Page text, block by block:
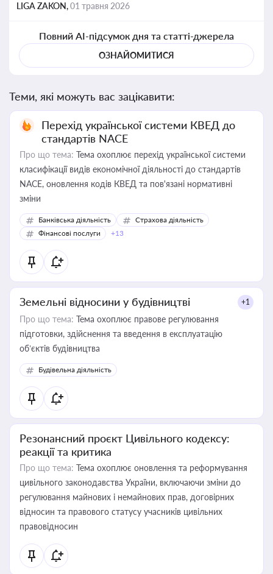
LIGA ZAKON,01 травня 2026
Повний AI-підсумок дня та статті-джерела
ОЗНАЙОМИТИСЯ
Теми, які можуть вас зацікавити:
Перехід української системи КВЕД до
стандартів NACE
Про що тема: Тема охоплює перехід української системи
класифікації видів економічної діяльності до стандартів
NACE, оновлення кодів КВЕД та пов'язані нормативні
зміни
Банківська діяльність
Страхова діяльність
Фінансові послуги
+13
Земельні відносини у будівництві +1
Про що тема: Тема охоплює правове регулювання
підготовки, здійснення та введення в експлуатацію
об’єктів будівництва
Будівельна діяльність
Резонансний проєкт Цивільного кодексу:
реакції та критика
Про що тема: Тема охоплює оновлення та реформування
цивільного законодавства України, включаючи зміни до
регулювання майнових і немайнових прав, договірних
відносин та правового статусу учасників цивільних
правовідносин